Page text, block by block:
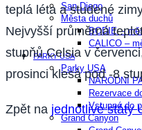
San Diego​
Města duchů
BODIE –
CALICO –
PARKY USA
Parky USA
NÁRODNÍ
Rezervace
Vstupné do
Grand Canyon
teplá léta a studené
Nejvyšší průměrná
stupňů Celsia v
prosinci klesá pod -8
Zpět na jednotlivé státy